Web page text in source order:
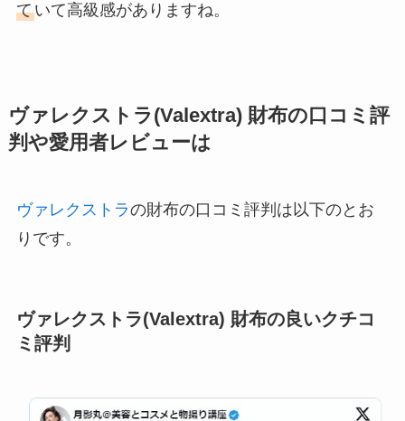
ていて高級感がありますね。
ヴァレクストラ(Valextra) 財布の口コミ評
判や愛用者レビューは
ヴァレクストラの財布の口コミ評判は以下のとお
りです。
ヴァレクストラ(Valextra) 財布の良いクチコ
ミ評判